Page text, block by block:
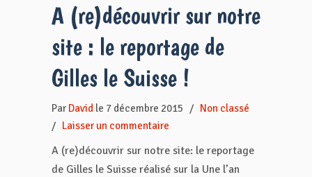
A (re)découvrir sur notre
site : le reportage de
Gilles le Suisse !
Par David le 7 décembre 2015 / Non classé
/ Laisser un commentaire
A (re)découvrir sur notre site: le reportage
de Gilles le Suisse réalisé sur la Une l’an